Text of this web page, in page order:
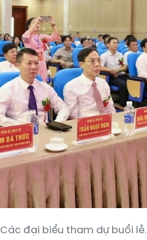
Các đại biểu tham dự buổi lễ.